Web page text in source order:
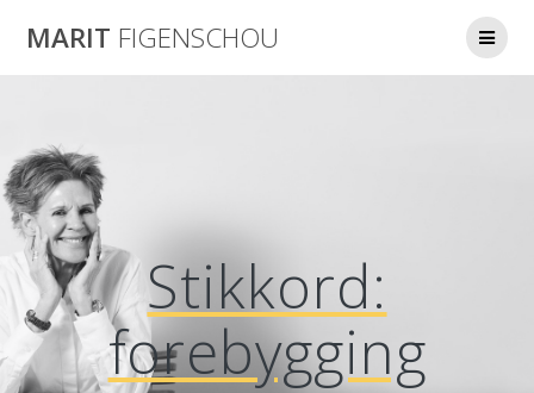
to
MARIT FIGENSCHOU
Stikkord:
forebygging